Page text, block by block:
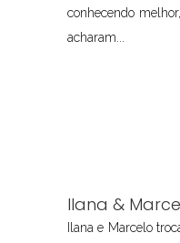
conhecendo
acharam...
Ilana &
Ilana e Marcelo